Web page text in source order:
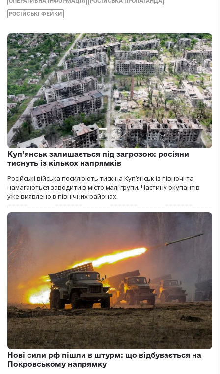
РОСІЙСЬКІ ФЕЙКИ
Куп’янськ залишається під загрозою: росіяни
тиснуть із кількох напрямків
Російські війська посилюють тиск на Куп’янськ із півночі та
намагаються заводити в місто малі групи. Частину окупантів
уже виявлено в північних районах.
Нові сили рф пішли в штурм: що відбувається на
Покровському напрямку